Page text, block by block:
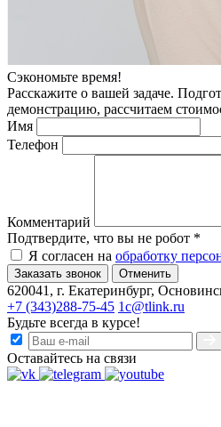
Сэкономьте время!
Расскажите о вашей задаче.
демонстрацию, рассчитаем
Имя
Телефон
Комментарий
Подтвердите, что вы не робот *
Я согласен на обработку
Отменить
620041, г. Екатеринбург,
+7 (343)288-75-45 1c@tlink.ru
Будьте всегда в курсе!
Оставайтесь на связи